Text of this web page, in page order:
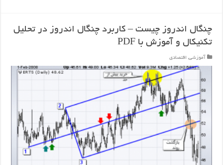
چنگال اندروز چیست – کاربرد چنگال اندروز در تحلیل
تکنیکال و آموزش با PDF
آموزشی, اقتصادی